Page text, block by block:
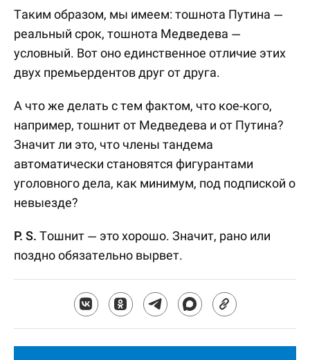
Таким образом, мы имеем: тошнота Путина —
реальный срок, тошнота Медведева —
условный. Вот оно единственное отличие этих
двух премьердентов друг от друга.
А что же делать с тем фактом, что кое-кого,
например, тошнит от Медведева и от Путина?
Значит ли это, что члены тандема
автоматически становятся фигурантами
уголовного дела, как минимум, под подпиской о
невыезде?
P. S. Тошнит — это хорошо. Значит, рано или
поздно обязательно вырвет.